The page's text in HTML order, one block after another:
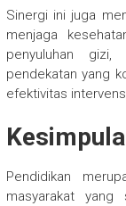
Sinergi ini juga
menjaga
penyuluhan
pendekatan yang
efektivitas
Pendidikan
masyarakat yang